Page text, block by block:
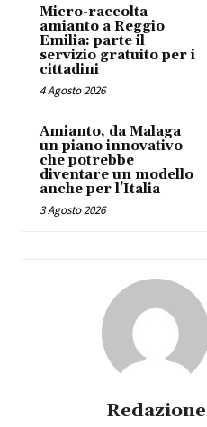
Micro-raccolta
amianto a Reggio
Emilia: parte il
servizio gratuito per i
cittadini
4 Agosto 2026
Amianto, da Malaga
un piano innovativo
che potrebbe
diventare un modello
anche per l’Italia
3 Agosto 2026
Redazione